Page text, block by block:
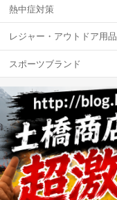
熱中症対策
レジャー・アウトドア用品
スポーツブランド